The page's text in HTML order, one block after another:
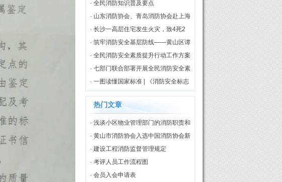
· 全民消防知识普及要点
· 山东消防协会、青岛消防协会赴上海
市消防协会开展调研交流
· 长沙一高层住宅发生火灾，致4死2
伤
· 筑牢消防安全基层防线——黄山区谭
家桥镇专职消防队正式揭牌启用
· 全民消防安全素质提升行动工作方案
（2026—2030年）
· 七部门联合部署开展全民消防安全素
质提升行动
· 一图读懂国家标准 | 《消防安全标志
第3部分：设置要求》
热门文章
· 浅谈小区物业管理部门的消防职责和
工作模式
· 黄山市消防协会入选中国消防协会新
一届理事单位
· 建设工程消防监督管理规定
· 考评人员工作流程图
· 会员入会申请表